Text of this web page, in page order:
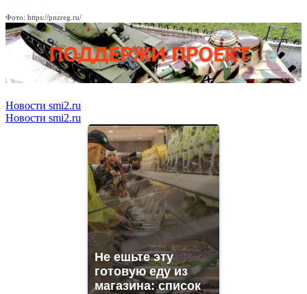
Фото: https://pnzreg.ru/
Новости smi2.ru
Новости smi2.ru
Не ешьте эту
готовую еду из
магазина: список